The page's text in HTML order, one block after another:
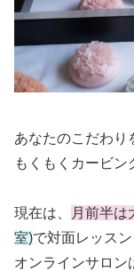
あなたのこだわり
もくもくカービン
現在は、 月前半は
室)で対面レッスン
オンラインサロン